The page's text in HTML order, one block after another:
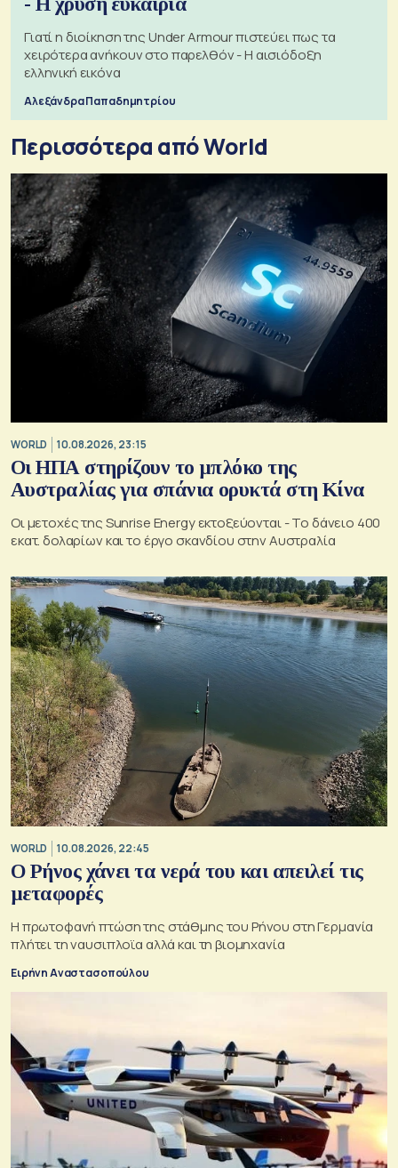
Γιατί η διοίκηση της Under Armour πιστεύει πως τα
χειρότερα ανήκουν στο παρελθόν - Η αισιόδοξη
ελληνική εικόνα
Αλεξάνδρα Παπαδημητρίου
Περισσότερα από World
WORLD 10.08.2026, 23:15
Οι ΗΠΑ στηρίζουν το μπλόκο της
Αυστραλίας για σπάνια ορυκτά στη Κίνα
Οι μετοχές της Sunrise Energy εκτοξεύονται - Το δάνειο 400
εκατ. δολαρίων και το έργο σκανδίου στην Αυστραλία
WORLD 10.08.2026, 22:45
Ο Ρήνος χάνει τα νερά του και απειλεί τις
μεταφορές
Η πρωτοφανή πτώση της στάθμης του Ρήνου στη Γερμανία
πλήτει τη ναυσιπλοϊα αλλά και τη βιομηχανία
Ειρήνη Αναστασοπούλου